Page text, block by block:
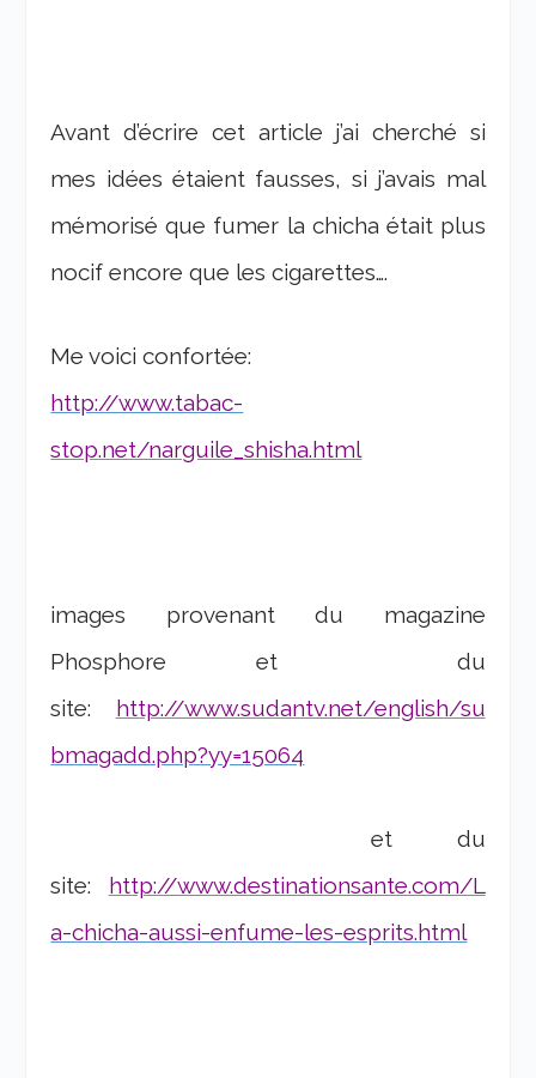
Avant d’écrire cet article j’ai cherché si
mes idées étaient fausses, si j’avais mal
mémorisé que fumer la chicha était plus
nocif encore que les cigarettes….
Me voici confortée:
http://www.tabac-
stop.net/narguile_shisha.html
images provenant du magazine
Phosphore et du
site: http://www.sudantv.net/english/su
bmagadd.php?yy=15064
et du
site: http://www.destinationsante.com/L
a-chicha-aussi-enfume-les-esprits.html